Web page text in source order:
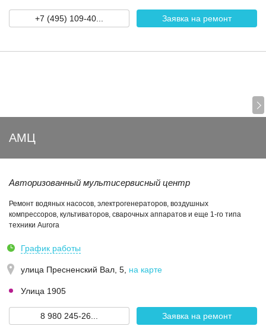
+7 (495) 109-40... Заявка на ремонт
АМЦ
Авторизованный мультисервисный центр
Ремонт водяных насосов, электрогенераторов, воздушных
компрессоров, культиваторов, сварочных аппаратов и еще 1-го типа
техники Aurora
График работы
улица Пресненский Вал, 5 на карте
Улица 1905
8 980 245-26... Заявка на ремонт